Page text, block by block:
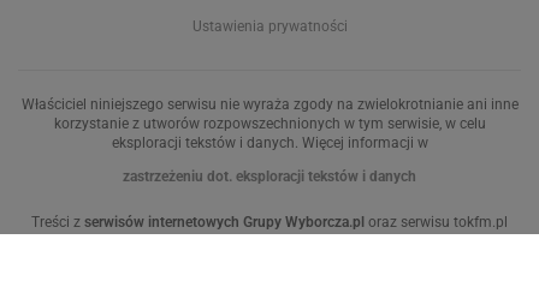
Ustawienia prywatności
Właściciel niniejszego serwisu nie wyraża zgody na zwielokrotnianie ani inne
korzystanie z utworów rozpowszechnionych w tym serwisie, w celu
eksploracji tekstów i danych. Więcej informacji w
zastrzeżeniu dot. eksploracji tekstów i danych
Treści z serwisów internetowych Grupy Wyborcza.pl oraz serwisu tokfm.pl